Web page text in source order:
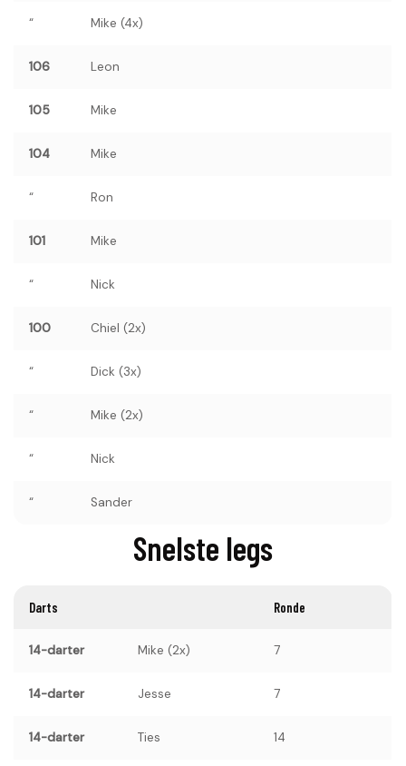
“ Mike (4x)
106 Leon
105 Mike
104 Mike
“ Ron
101 Mike
“ Nick
100 Chiel (2x)
“ Dick (3x)
“ Mike (2x)
“ Nick
“ Sander
Snelste legs
Darts Ronde
14-darter Mike (2x) 7
14-darter Jesse 7
14-darter Ties 14